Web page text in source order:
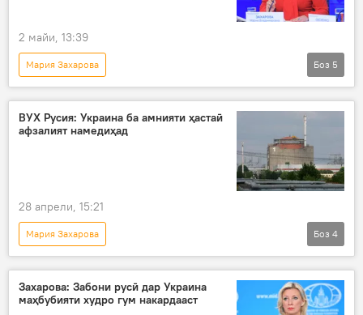
2 майи, 13:39
Мария Захарова
Амалиёти вижаи Русия барои ҳимояи Донбасс: охирин хабарҳо
Украина
амалиёти вижа
вазорати хориҷаи Русия
Боз 5
ВУХ Русия: Украина ба амнияти ҳастаӣ
афзалият намедиҳад
28 апрели, 15:21
Мария Захарова
Амалиёти вижаи Русия барои ҳимояи Донбасс: охирин хабарҳо
Сиёсат
Боз 4
Захарова: Забони русӣ дар Украина
маҳбубияти худро гум накардааст